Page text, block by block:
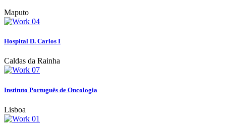
Maputo
Hospital D. Carlos I
Caldas da Rainha
Instituto Português de Oncologia
Lisboa